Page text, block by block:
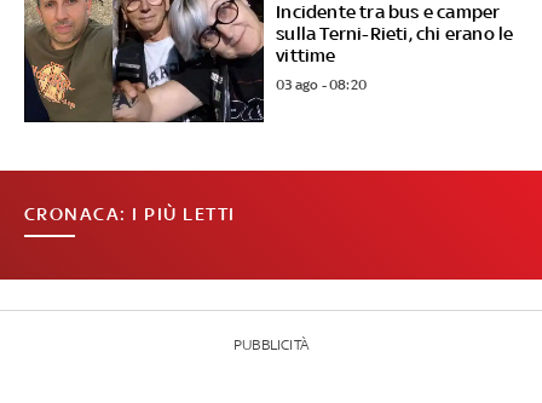
Incidente tra bus e camper
sulla Terni-Rieti, chi erano le
vittime
03 ago - 08:20
CRONACA: I PIÙ LETTI
PUBBLICITÀ